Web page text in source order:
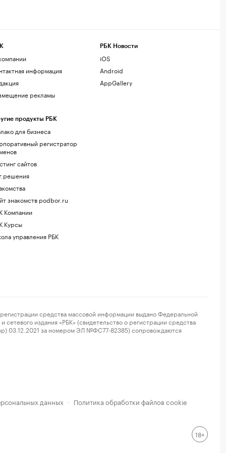
информация
рекламы
продукты РБК
для бизнеса
регистратор
сайтов
знакомств podbor.ru
Компании
Курсы
управления РБК
РБК Новости
iOS
Android
AppGallery
средства массовой информации выдано Федеральной
издания «РБК» (свидетельство о регистрации средства
03.12.2021 за номером ЭЛ №ФС77-82385) сопровождаются
данных · Политика обработки файлов cookie
18+